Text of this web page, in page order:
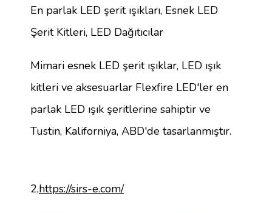
En parlak LED şerit ışıkları, Esnek LED
Şerit Kitleri, LED Dağıtıcılar
Mimari esnek LED şerit ışıklar, LED ışık
kitleri ve aksesuarlar Flexfire LED'ler en
parlak LED ışık şeritlerine sahiptir ve
Tustin, Kaliforniya, ABD'de tasarlanmıştır.
2,https://sirs-e.com/